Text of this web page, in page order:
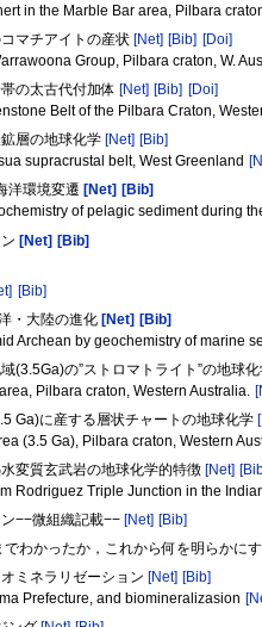
in the Marble Bar area, Pilbara
マチアイトの産状 [Net] [Bib] [Doi]
Group, Pilbara craton, W.
の太古代付加体 [Net] [Bib] [Doi]
Belt of the Pilbara Craton,
層の地球化学 [Net] [Bib]
supracrustal belt, West Greenland
洋環境変遷 [Net] [Bib]
of pelagic sediment during
ン[Net] [Bib]
[Bib]
・大陸の進化[Net] [Bib]
Archean by geochemistry of marine
(3.5Ga)の”ストロマトライト”の地球
Pilbara craton, Western Australia.
Ga)に産する層状チャートの地球化学
(3.5 Ga), Pilbara craton, Western
変質玄武岩の地球化学的特徴[Net]
Rodriguez Triple Junction in the
ン−−微組織記載−−[Net] [Bib]
わかったか，これから何を明らかに
ミネラリゼーション [Net] [Bib]
Prefecture, and biomineralizasion